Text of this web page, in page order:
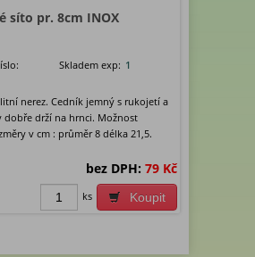
síto pr. 8cm INOX
Skladem exp: 1
nerez. Cedník jemný s rukojetí a
dobře drží na hrnci. Možnost
v cm : průměr 8 délka 21,5.
bez DPH: 79 Kč
Koupit
ks